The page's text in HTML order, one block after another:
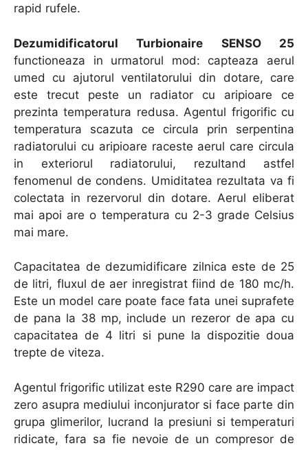
rapid rufele.
Dezumidificatorul Turbionaire SENSO 25
functioneaza in urmatorul mod: capteaza aerul
umed cu ajutorul ventilatorului din dotare, care
este trecut peste un radiator cu aripioare ce
prezinta temperatura redusa. Agentul frigorific cu
temperatura scazuta ce circula prin serpentina
radiatorului cu aripioare raceste aerul care circula
in exteriorul radiatorului, rezultand astfel
fenomenul de condens. Umiditatea rezultata va fi
colectata in rezervorul din dotare. Aerul eliberat
mai apoi are o temperatura cu 2-3 grade Celsius
mai mare.
Capacitatea de dezumidificare zilnica este de 25
de litri, fluxul de aer inregistrat fiind de 180 mc/h.
Este un model care poate face fata unei suprafete
de pana la 38 mp, include un rezeror de apa cu
capacitatea de 4 litri si pune la dispozitie doua
trepte de viteza.
Agentul frigorific utilizat este R290 care are impact
zero asupra mediului inconjurator si face parte din
grupa glimerilor, lucrand la presiuni si temperaturi
ridicate, fara sa fie nevoie de un compresor de